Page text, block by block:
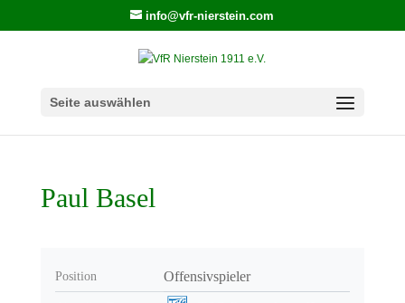
info@vfr-nierstein.com
Seite auswählen
Paul Basel
Position Offensivspieler